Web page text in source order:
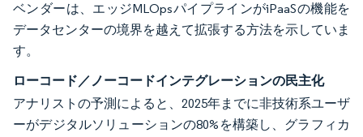
ベンダーは、エッジMLOpsパイプラインがiPaaSの機能を
データセンターの境界を越えて拡張する方法を示していま
す。
ローコード／ノーコードインテグレーションの民主化
アナリストの予測によると、2025年までに非技術系ユーザ
ーがデジタルソリューションの80%を構築し、グラフィカ